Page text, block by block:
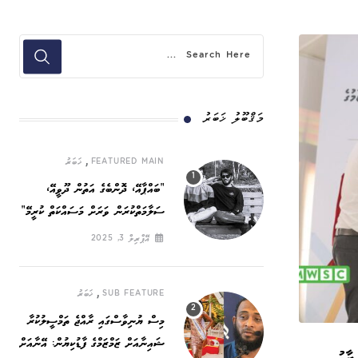
މަޤްބޫލު ޚަބަރު
FEATURED MAIN
, ޚަބަރު
”ބައްޕާއޭ، ދޮންބެގެ އަތުން ދޫވީއޭ،
ސަލާމަތްކުރަން ވަރަށް މަސައްކަތް ކުރީމޭ“
އޭޕްރިލް 3, 2025
SUB FEATURE
, ޚަބަރު
މިސް ޔުނިވާސްގައި ރާއްޖެ ތަމްސީލުކުރާ
ޝައިނާއަށް ޒަމްޒަމްގެ ފާޑުކިޔުން: އޭނާއަށް